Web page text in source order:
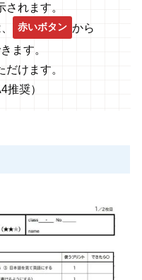
れます。
赤いボタン から
ます。
けます。
推奨）